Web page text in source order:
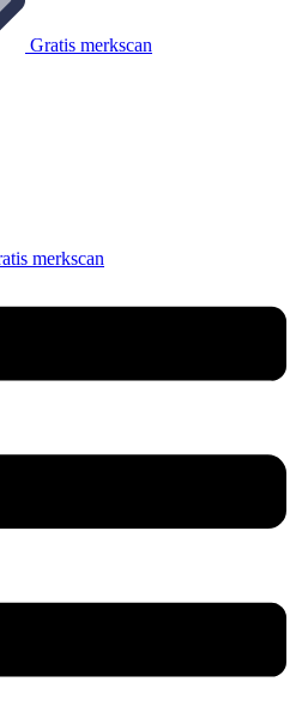
Gratis merkscan
merkscan